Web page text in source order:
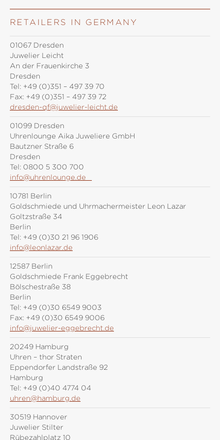
RETAILERS IN GERMANY
01067 Dresden
Juwelier Leicht
An der Frauenkirche 3
Dresden
Tel: +49 (0)351 – 497 39 70
Fax: +49 (0)351 – 497 39 72
dresden-qf@juwelier-leicht.de
01099 Dresden
Uhrenlounge Aika Juweliere GmbH
Bautzner Straße 6
Dresden
Tel: 0800 5 300 700
info@uhrenlounge.de
10781 Berlin
Goldschmiede und Uhrmachermeister Leon Lazar
Goltzstraße 34
Berlin
Tel: +49 (0)30 21 96 1906
info@leonlazar.de
12587 Berlin
Goldschmiede Frank Eggebrecht
Bölschestraße 38
Berlin
Tel: +49 (0)30 6549 9003
Fax: +49 (0)30 6549 9006
info@juwelier-eggebrecht.de
20249 Hamburg
Uhren – thor Straten
Eppendorfer Landstraße 92
Hamburg
Tel: +49 (0)40 4774 04
uhren@hamburg.de
30519 Hannover
Juwelier Stilter
Rübezahlplatz 10